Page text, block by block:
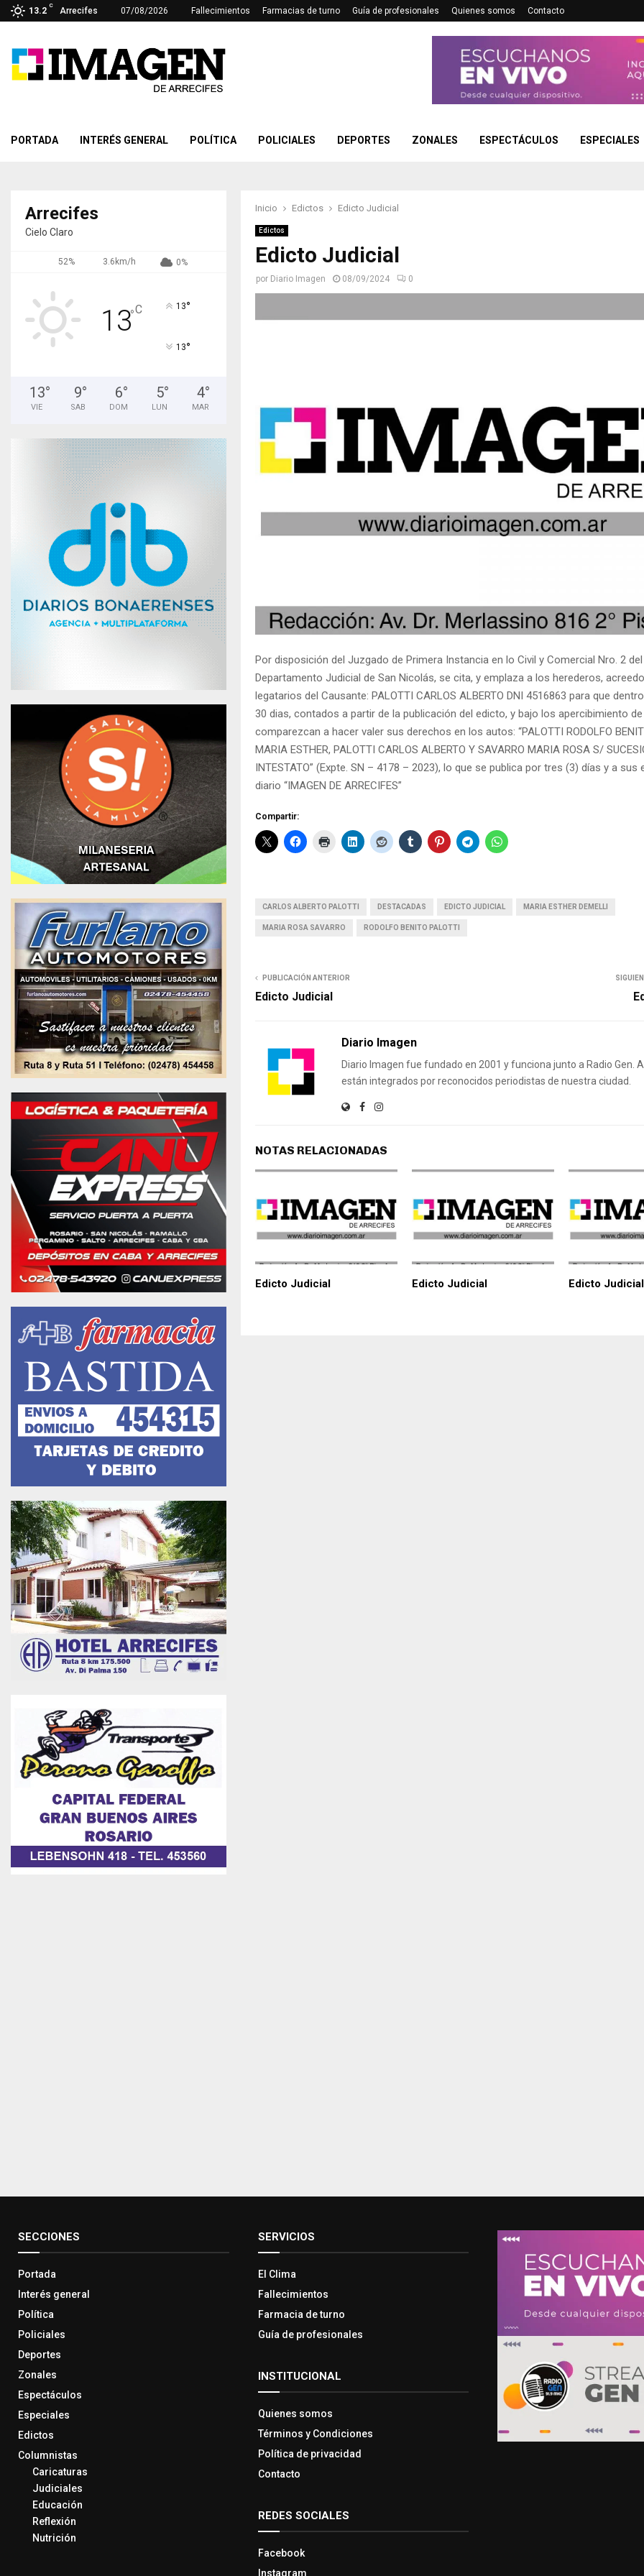
13.2
C
Arrecifes 07/08/2026 Fallecimientos Farmacias de turno Guía de profesionales Quienes somos Contacto
PORTADA INTERÉS GENERAL POLÍTICA POLICIALES DEPORTES ZONALES ESPECTÁCULOS ESPECIALES
Inicio Edictos Edicto Judicial
Edictos
Edicto Judicial
por Diario Imagen 08/09/2024 0
Por disposición del Juzgado de Primera Instancia en lo Civil y Comercial Nro. 2 del
Departamento Judicial de San Nicolás, se cita, y emplaza a los herederos,
legatarios del Causante: PALOTTI CARLOS ALBERTO DNI 4516863 para que
30 dias, contados a partir de la publicación del edicto, y bajo los apercibimiento de
comparezcan a hacer valer sus derechos en los autos: “PALOTTI RODOLFO
MARIA ESTHER, PALOTTI CARLOS ALBERTO Y SAVARRO MARIA ROSA S/
INTESTATO” (Expte. SN – 4178 – 2023), lo que se publica por tres (3) días y a sus
diario “IMAGEN DE ARRECIFES”
Compartir:
CARLOS ALBERTO PALOTTI DESTACADAS EDICTO JUDICIAL MARIA ESTHER DEMELLI
MARIA ROSA SAVARRO RODOLFO BENITO PALOTTI
PUBLICACIÓN ANTERIOR
Edicto Judicial
Diario Imagen
Diario Imagen fue fundado en 2001 y funciona junto a Radio Gen.
están integrados por reconocidos periodistas de nuestra ciudad.
NOTAS RELACIONADAS
Edicto Judicial Edicto Judicial Edicto Judicial
Arrecifes
Cielo Claro
52% 3.6km/h 0%
13°C 13°
13°
13°
VIE
9°
SAB
6°
DOM
5°
LUN
4°
MAR
SECCIONES
Portada
Interés general
Política
Policiales
Deportes
Zonales
Espectáculos
Especiales
Edictos
Columnistas
Caricaturas
Judiciales
Educación
Reflexión
Nutrición
SERVICIOS
El Clima
Fallecimientos
Farmacia de turno
Guía de profesionales
INSTITUCIONAL
Quienes somos
Términos y Condiciones
Política de privacidad
Contacto
REDES SOCIALES
Facebook
Instagram